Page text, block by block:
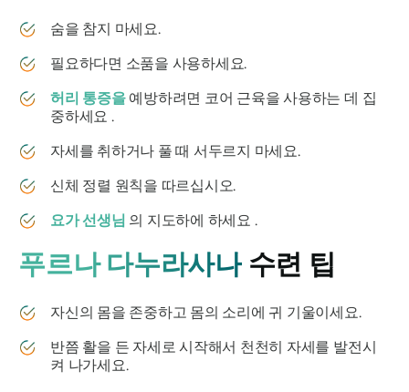
숨을 참지 마세요.
필요하다면 소품을 사용하세요.
허리 통증을예방하려면 코어 근육을 사용하는 데 집
중하세요 .
자세를 취하거나 풀 때 서두르지 마세요.
신체 정렬 원칙을 따르십시오.
요가 선생님 의 지도하에 하세요 .
푸르나 다누라사나수련 팁
자신의 몸을 존중하고 몸의 소리에 귀 기울이세요.
반쯤 활을 든 자세로 시작해서 천천히 자세를 발전시
켜 나가세요.